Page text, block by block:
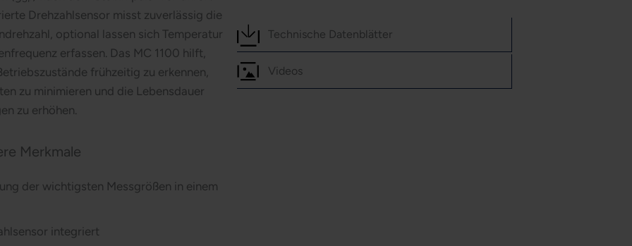
Drehzahlsensor misst zuverlässig die
optional lassen sich Temperatur
erfassen. Das MC 1100 hilft,
frühzeitig zu erkennen,
zu minimieren und die Lebensdauer
zu erhöhen.
Merkmale
der wichtigsten Messgrößen in einem
integriert
Technische Datenblätter
Videos